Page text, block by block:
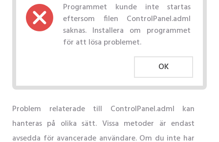
Programmet kunde inte startas
eftersom filen ControlPanel.adml
saknas. Installera om programmet
för att lösa problemet.
OK
Problem relaterade till ControlPanel.adml kan
hanteras på olika sätt. Vissa metoder är endast
avsedda för avancerade användare. Om du inte har